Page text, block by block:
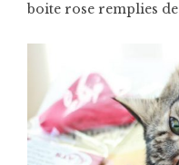
boite rose remplies